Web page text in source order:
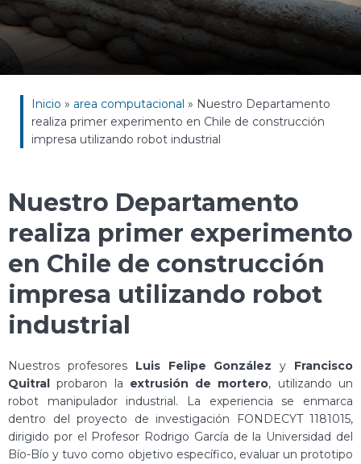
Inicio » area computacional » Nuestro Departamento
realiza primer experimento en Chile de construcción
impresa utilizando robot industrial
Nuestro Departamento
realiza primer experimento
en Chile de construcción
impresa utilizando robot
industrial
Nuestros profesores Luis Felipe González y Francisco
Quitral
probaron la extrusión de mortero, utilizando un
robot manipulador industrial. La experiencia se enmarca
dentro del proyecto de investigación FONDECYT 1181015,
dirigido por el Profesor Rodrigo García de la Universidad del
Bío-Bío y tuvo como objetivo específico, evaluar un prototipo